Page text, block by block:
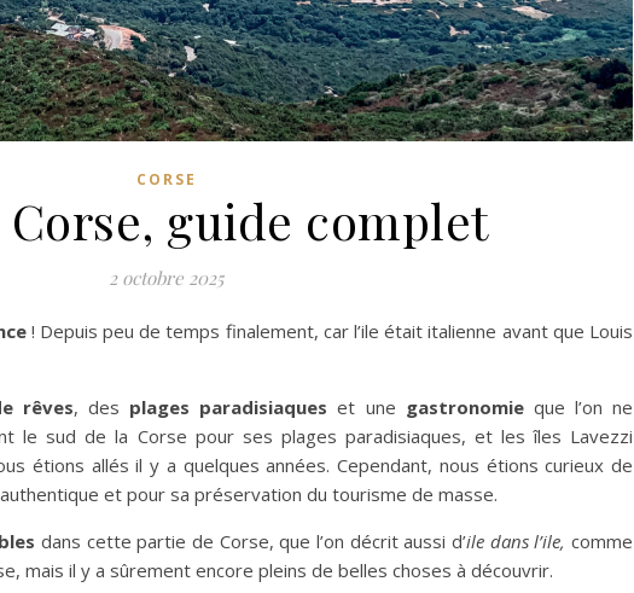
CORSE
Corse, guide complet
2 octobre 2025
! Depuis peu de temps finalement, car l’ile était italienne avant que Louis
rêves, des plages paradisiaqueset une gastronomieque l’on ne
le sud de la Corse pour ses plages paradisiaques, et les îles Lavezzi
étions allés il y a quelques années. Cependant, nous étions curieux de
et pour sa préservation du tourisme de masse.
dans cette partie de Corse, que l’on décrit aussi d’ile dans l’ile, comme
mais il y a sûrement encore pleins de belles choses à découvrir.